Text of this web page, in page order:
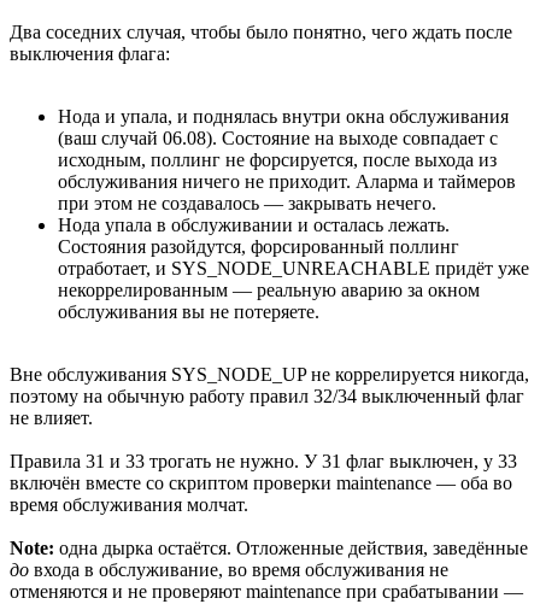
Два соседних случая, чтобы было понятно, чего ждать после
выключения флага:
Нода и упала, и поднялась внутри окна обслуживания
(ваш случай 06.08). Состояние на выходе совпадает с
исходным, поллинг не форсируется, после выхода из
обслуживания ничего не приходит. Аларма и таймеров
при этом не создавалось — закрывать нечего.
Нода упала в обслуживании и осталась лежать.
Состояния разойдутся, форсированный поллинг
отработает, и SYS_NODE_UNREACHABLE придёт уже
некоррелированным — реальную аварию за окном
обслуживания вы не потеряете.
Вне обслуживания SYS_NODE_UP не коррелируется никогда,
поэтому на обычную работу правил 32/34 выключенный флаг
не влияет.
Правила 31 и 33 трогать не нужно. У 31 флаг выключен, у 33
включён вместе со скриптом проверки maintenance — оба во
время обслуживания молчат.
Note: одна дырка остаётся. Отложенные действия, заведённые
до входа в обслуживание, во время обслуживания не
отменяются и не проверяют maintenance при срабатывании —